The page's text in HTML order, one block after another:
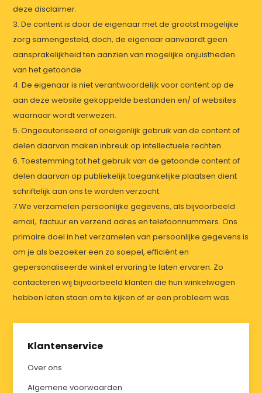
Klantenservice
Over ons
Algemene voorwaarden
deze disclaimer.
3. De content is door de eigenaar met de grootst mogelijke
zorg samengesteld, doch, de eigenaar aanvaardt geen
aansprakelijkheid ten aanzien van mogelijke onjuistheden
van het getoonde.
4. De eigenaar is niet verantwoordelijk voor content op de
aan deze website gekoppelde bestanden en/ of websites
waarnaar wordt verwezen.
5. Ongeautoriseerd of oneigenlijk gebruik van de content of
delen daarvan maken inbreuk op intellectuele rechten
6. Toestemming tot het gebruik van de getoonde content of
delen daarvan op publiekelijk toegankelijke plaatsen dient
schriftelijk aan ons te worden verzocht.
7.We verzamelen persoonlijke gegevens, als bijvoorbeeld
email, factuur en verzend adres en telefoonnummers. Ons
primaire doel in het verzamelen van persoonlijke gegevens is
om je als bezoeker een zo soepel, efficiënt en
gepersonaliseerde winkel ervaring te laten ervaren. Zo
contacteren wij bijvoorbeeld klanten die hun winkelwagen
hebben laten staan om te kijken of er een probleem was.